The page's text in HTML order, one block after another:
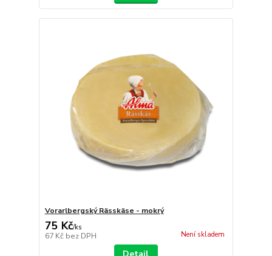
Vorarlbergský Rässkäse - mokrý
75 Kč/ks
67 Kč bez DPH Není skladem